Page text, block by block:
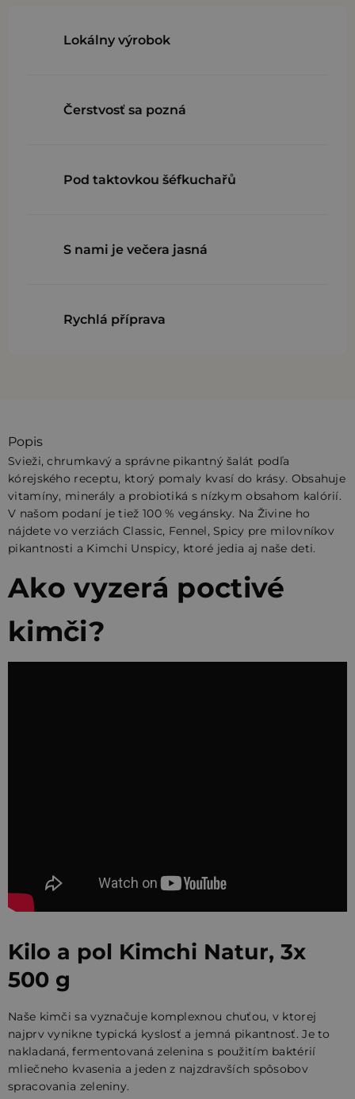
Lokálny výrobok
Čerstvosť sa pozná
Pod taktovkou šéfkuchařů
S nami je večera jasná
Rychlá příprava
Popis
Svieži, chrumkavý a správne pikantný šalát podľa
kórejského receptu, ktorý pomaly kvasí do krásy. Obsahuje
vitamíny, minerály a probiotiká s nízkym obsahom kalórií.
V našom podaní je tiež 100 % vegánsky. Na Živine ho
nájdete vo verziách Classic, Fennel, Spicy pre milovníkov
pikantnosti a Kimchi Unspicy, ktoré jedia aj naše deti.
Ako vyzerá poctivé
kimči?
Kilo a pol Kimchi Natur, 3x
500 g
Naše kimči sa vyznačuje komplexnou chuťou, v ktorej
najprv vynikne typická kyslosť a jemná pikantnosť. Je to
nakladaná, fermentovaná zelenina s použitím baktérií
mliečneho kvasenia a jeden z najzdravších spôsobov
spracovania zeleniny.